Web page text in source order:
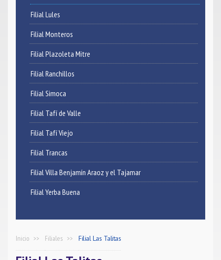
Filial Lules
Filial Monteros
Filial Plazoleta Mitre
Filial Ranchillos
Filial Simoca
Filial Tafí de Valle
Filial Tafí Viejo
Filial Trancas
Filial Villa Benjamín Araoz y el Tajamar
Filial Yerba Buena
Inicio Filiales Filial Las Talitas